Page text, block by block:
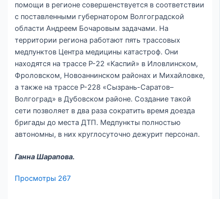
помощи в регионе совершенствуется в соответствии
с поставленными губернатором Волгоградской
области Андреем Бочаровым задачами. На
территории региона работают пять трассовых
медпунктов Центра медицины катастроф. Они
находятся на трассе Р-22 «Каспий» в Иловлинском,
Фроловском, Новоаннинском районах и Михайловке,
а также на трассе Р-228 «Сызрань-Саратов–
Волгоград» в Дубовском районе. Создание такой
сети позволяет в два раза сократить время доезда
бригады до места ДТП. Медпункты полностью
автономны, в них круглосуточно дежурит персонал.
Ганна Шарапова.
Просмотры 267